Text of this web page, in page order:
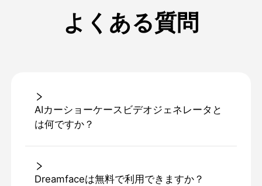
よくある質問
AIカーショーケースビデオジェネレータと
は何ですか？
Dreamfaceは無料で利用できますか？